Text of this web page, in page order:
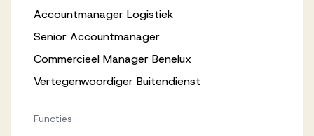
Accountmanager Logistiek
Senior Accountmanager
Commercieel Manager Benelux
Vertegenwoordiger Buitendienst
Functies